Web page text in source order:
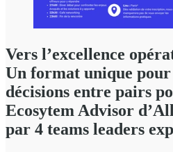
Vers l’excellence
Un format unique
décisions entre pairs
Ecosytem Advisor
par 4 teams leaders